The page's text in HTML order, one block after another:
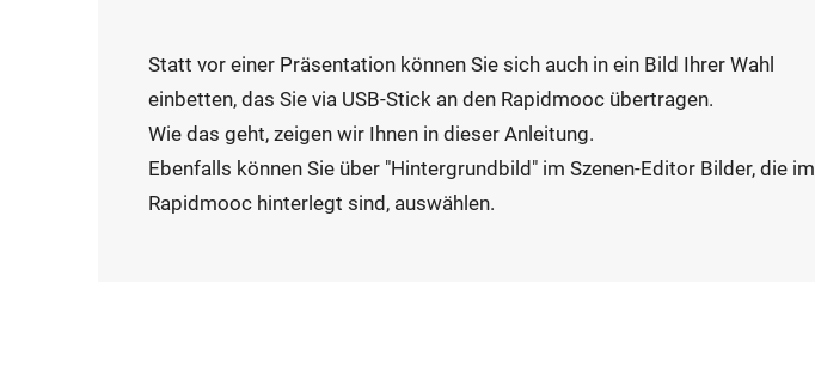
Statt vor einer Präsentation können Sie sich auch in ein Bild Ihrer Wahl
einbetten, das Sie via USB-Stick an den Rapidmooc übertragen.
Wie das geht, zeigen wir Ihnen in dieser Anleitung.
Ebenfalls können Sie über "Hintergrundbild" im Szenen-Editor Bilder, die im
Rapidmooc hinterlegt sind, auswählen.